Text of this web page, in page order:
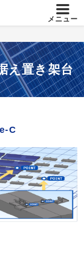
メニュー
え置き架台
C